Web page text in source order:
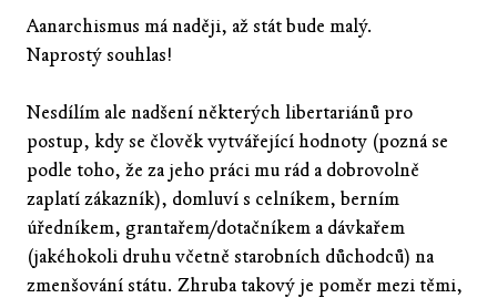
Aanarchismus má naději, až stát bude malý.
Naprostý souhlas!
Nesdílím ale nadšení některých libertariánů pro
postup, kdy se člověk vytvářející hodnoty (pozná se
podle toho, že za jeho práci mu rád a dobrovolně
zaplatí zákazník), domluví s celníkem, berním
úředníkem, grantařem/dotačníkem a dávkařem
(jakéhokoli druhu včetně starobních důchodců) na
zmenšování státu. Zhruba takový je poměr mezi těmi,